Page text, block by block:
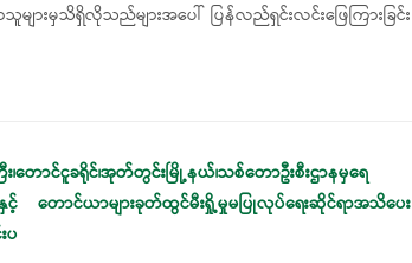
ျားမှသိရှိလိုသည်များအပေါ် ပြန်လည်ရှင်းလင်းဖြေကြားခြင်း
၊တောင်ငူခရိုင်၊အုတ်တွင်းမြို့နယ်၊သစ်တောဦးစီးဌာနမှရေ
နှင့် တောင်ယာများခုတ်ထွင်မီးရှို့မှုမပြုလုပ်ရေးဆိုင်ရာအသိပေး
ပ